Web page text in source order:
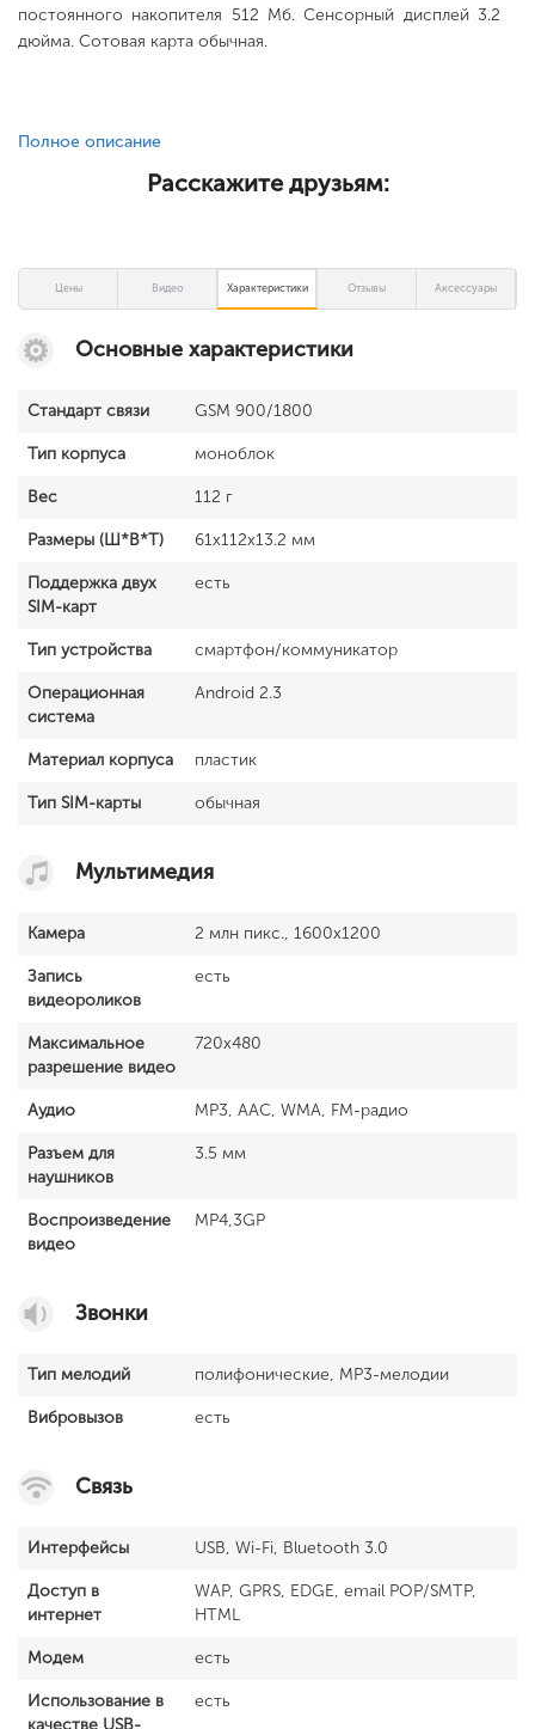
постоянного накопителя 512 Мб. Сенсорный дисплей 3.2
дюйма. Сотовая карта обычная.
Полное описание
Расскажите друзьям:
Цены Видео Характеристики Отзывы Аксессуары
Основные характеристики
Стандарт связи GSM 900/1800
Тип корпуса моноблок
Вес 112 г
Размеры (Ш*В*Т) 61x112x13.2 мм
Поддержка двух
SIM-карт
есть
Тип устройства смартфон/коммуникатор
Операционная
система
Android 2.3
Материал корпуса пластик
Тип SIM-карты обычная
Мультимедия
Камера 2 млн пикс., 1600x1200
Запись
видеороликов
есть
Максимальное
разрешение видео
720x480
Аудио MP3, AAC, WMA, FM-радио
Разъем для
наушников
3.5 мм
Воспроизведение
видео
MP4,3GP
Звонки
Тип мелодий полифонические, MP3-мелодии
Вибровызов есть
Связь
Интерфейсы USB, Wi-Fi, Bluetooth 3.0
Доступ в
интернет
WAP, GPRS, EDGE, email POP/SMTP,
HTML
Модем есть
Использование в
качестве USB-
есть